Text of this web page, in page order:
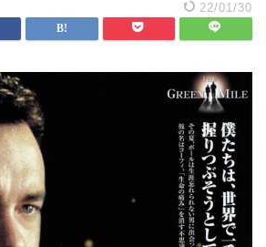
22/01/30